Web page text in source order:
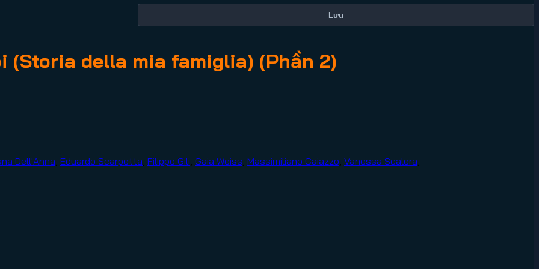
Lưu
(Storia della mia famiglia) (Phần 2)
Dell'Anna Eduardo Scarpetta Filippo Gili Gaia Weiss Massimiliano Caiazzo Vanessa Scalera